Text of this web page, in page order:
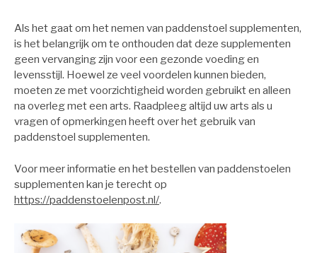
Als het gaat om het nemen van paddenstoel supplementen,
is het belangrijk om te onthouden dat deze supplementen
geen vervanging zijn voor een gezonde voeding en
levensstijl. Hoewel ze veel voordelen kunnen bieden,
moeten ze met voorzichtigheid worden gebruikt en alleen
na overleg met een arts. Raadpleeg altijd uw arts als u
vragen of opmerkingen heeft over het gebruik van
paddenstoel supplementen.
Voor meer informatie en het bestellen van paddenstoelen
supplementen kan je terecht op
https://paddenstoelenpost.nl/.